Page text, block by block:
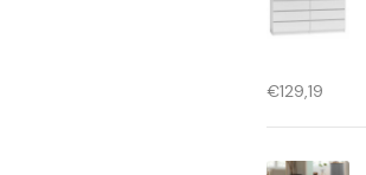
€129,19